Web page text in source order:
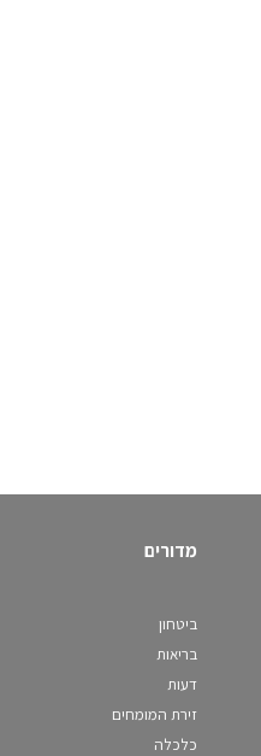
מדורים
ביטחון
בריאות
דעות
זירת המומחים
כלכלה